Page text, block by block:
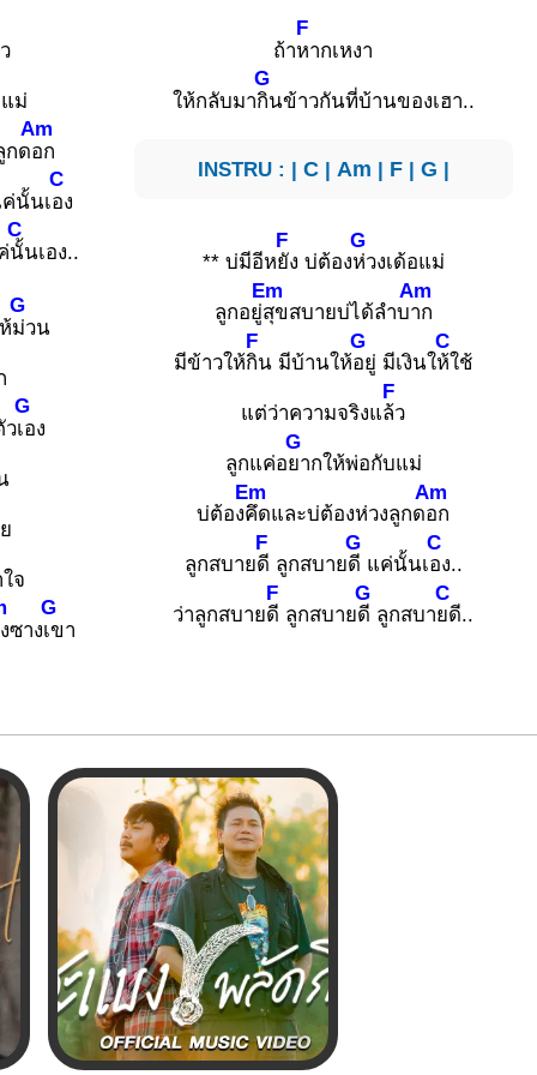
ม่
กด
Am
อก
นั้นเ
C
อง
C
นั้นเอง..
G
ม่วน
ว
G
เอง
จ
ซาง
G
เขา
ถ้า
F
หากเหงา
ให้กลับมา
G
กินข้าวกันที่บ้านของเฮา..
INSTRU : | C| Am | F| G |
** บ่มีอีห
F
ยัง บ่ต้อง
G
ห่วงเด้อแม่
ลูกอยู่
Em
สุขสบายบ่ได้ลำบ
Am
าก
มีข้าวให้
F
กิน มีบ้านให้
G
อยู่ มีเงินใ
C
ห้ใช้
แต่ว่าความจริงแ
F
ล้ว
ลูกแค่อ
G
ยากให้พ่อกับแม่
บ่ต้อง
Em
คึดและบ่ต้องห่วงลูกด
Am
อก
ลูกสบาย
F
ดี ลูกสบาย
G
ดี แค่นั้นเ
C
อง..
ว่าลูกสบาย
F
ดี ลูกสบาย
G
ดี ลูกสบา
C
ยดี..